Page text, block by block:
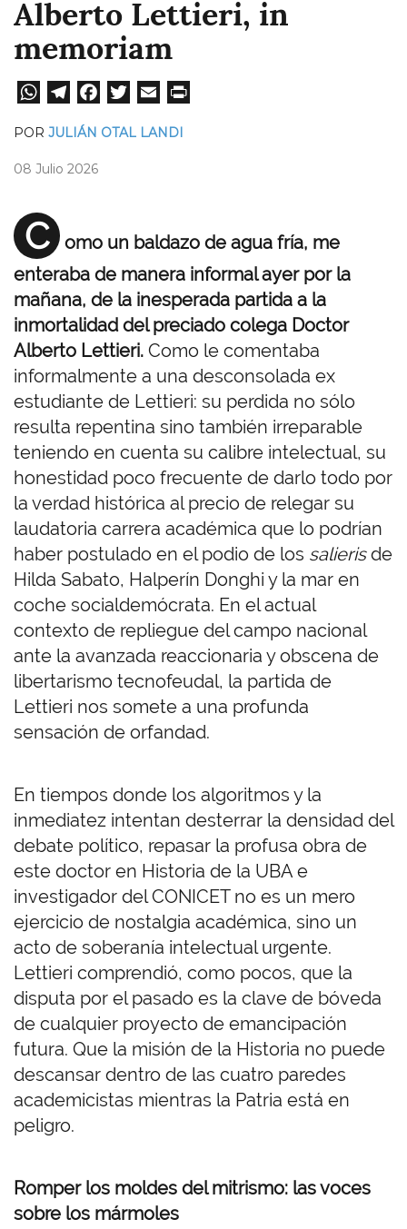
Alberto Lettieri, in
memoriam
W
A
pp
Te
le
a
Fa
POR JULIÁN OTAL LANDI
08 Julio 2026
C
omo un baldazo de agua fría, me
enteraba de manera informal ayer por la
mañana, de la inesperada partida a la
inmortalidad del preciado colega Doctor
Alberto Lettieri. Como le comentaba
informalmente a una desconsolada ex
estudiante de Lettieri: su perdida no sólo
resulta repentina sino también irreparable
teniendo en cuenta su calibre intelectual, su
honestidad poco frecuente de darlo todo por
la verdad histórica al precio de relegar su
laudatoria carrera académica que lo podrían
haber postulado en el podio de los salierisde
Hilda Sabato, Halperín Donghi y la mar en
coche socialdemócrata. En el actual
contexto de repliegue del campo nacional
ante la avanzada reaccionaria y obscena de
libertarismo tecnofeudal, la partida de
Lettieri nos somete a una profunda
sensación de orfandad.
En tiempos donde los algoritmos y la
inmediatez intentan desterrar la densidad del
debate político, repasar la profusa obra de
este doctor en Historia de la UBA e
investigador del CONICET no es un mero
ejercicio de nostalgia académica, sino un
acto de soberanía intelectual urgente.
Lettieri comprendió, como pocos, que la
disputa por el pasado es la clave de bóveda
de cualquier proyecto de emancipación
futura. Que la misión de la Historia no puede
descansar dentro de las cuatro paredes
academicistas mientras la Patria está en
peligro.
Romper los moldes del mitrismo: las voces
sobre los mármoles